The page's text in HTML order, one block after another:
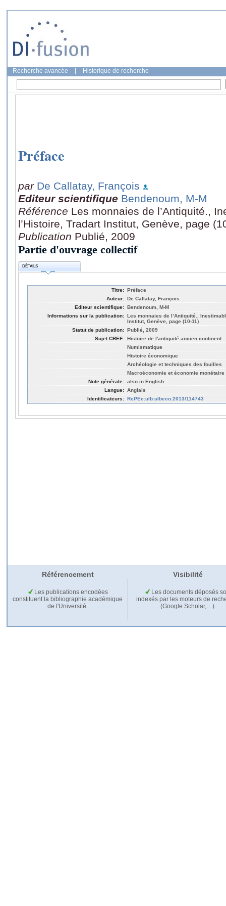
Recherche avancée Historique de recherche
Préface
par De Callatay, François
Editeur scientifique Bendenoum, M-M
Référence Les monnaies de l’Antiquité.,
l’Histoire, Tradart Institut, Genève, page
Publication Publié, 2009
Partie d'ouvrage collectif
DÉTAILS
Titre: Préface
Auteur: De Callatay, François
Editeur scientifique: Bendenoum, M-M
Informations sur la publication: Les monnaies de l’Antiquité.,
Institut, Genève, page (10-11)
Statut de publication: Publié, 2009
Sujet CREF: Histoire de l'antiquité ancien continent
Numismatique
Histoire économique
Archéologie et techniques des fouilles
Macroéconomie et économie monétaire
Note générale: also in English
Langue: Anglais
Identificateurs: RePEc:ulb:ulbeco:2013/114743
Référencement Visibilité
Les publications encodées
constituent la bibliographie académique
de l'Université.
Les documents déposés
indexés par les moteurs de
(Google Scholar,…).